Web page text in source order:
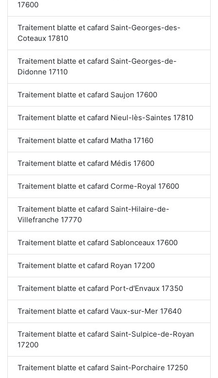
17600
Traitement blatte et cafard Saint-Georges-des-
Coteaux 17810
Traitement blatte et cafard Saint-Georges-de-
Didonne 17110
Traitement blatte et cafard Saujon 17600
Traitement blatte et cafard Nieul-lès-Saintes 17810
Traitement blatte et cafard Matha 17160
Traitement blatte et cafard Médis 17600
Traitement blatte et cafard Corme-Royal 17600
Traitement blatte et cafard Saint-Hilaire-de-
Villefranche 17770
Traitement blatte et cafard Sablonceaux 17600
Traitement blatte et cafard Royan 17200
Traitement blatte et cafard Port-d'Envaux 17350
Traitement blatte et cafard Vaux-sur-Mer 17640
Traitement blatte et cafard Saint-Sulpice-de-Royan
17200
Traitement blatte et cafard Saint-Porchaire 17250